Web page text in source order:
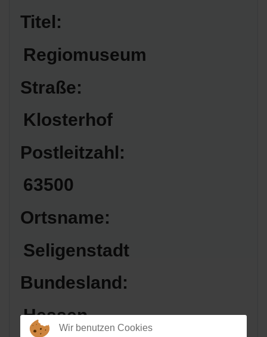
Titel:
Regiomuseum
Straße:
Klosterhof
Postleitzahl:
63500
Ortsname:
Seligenstadt
Bundesland:
Hessen
Wir benutzen Cookies